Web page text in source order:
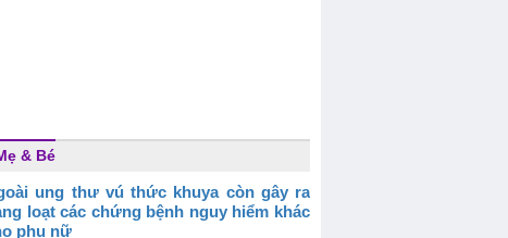
& Bé
ung thư vú thức khuya còn gây ra
loạt các chứng bệnh nguy hiểm khác
phụ nữ